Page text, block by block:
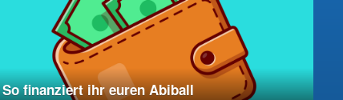
So finanziert ihr euren Abiball